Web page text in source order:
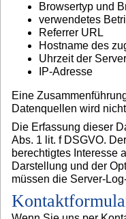
Browsertyp und
verwendetes
Referrer URL
Hostname des
Uhrzeit der
IP-Adresse
Eine
Datenquellen wird
Die Erfassung dieser
Abs. 1 lit. f DSGVO.
berechtigtes Interesse
Darstellung und der
müssen die Server-